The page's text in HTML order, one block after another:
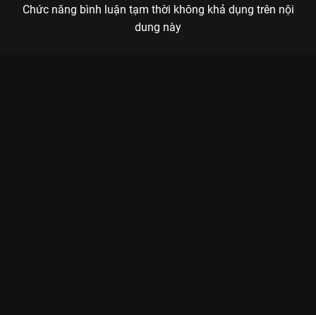
Chức năng bình luận tạm thời không khả dụng trên nội
dung này